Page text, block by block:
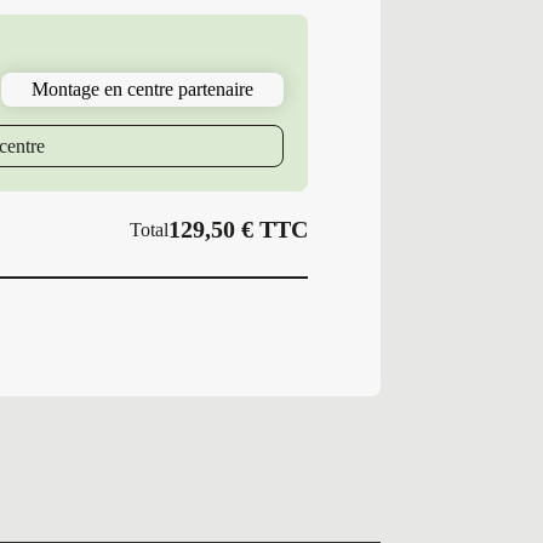
Demonte
115/113
R
Montage en centre partenaire
Total129,50 €TTC